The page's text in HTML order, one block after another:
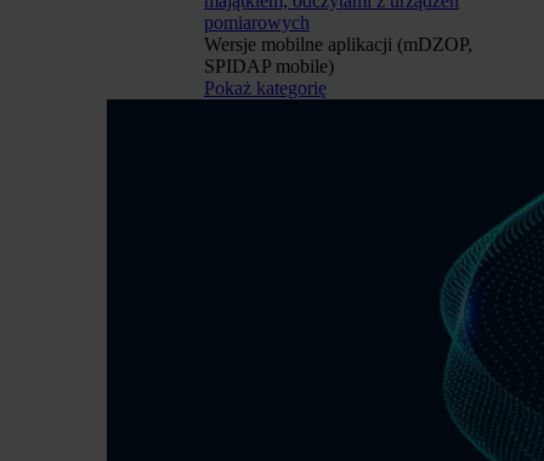
pomiarowych
Wersje mobilne aplikacji (mDZOP,
SPIDAP mobile)
Pokaż kategorię